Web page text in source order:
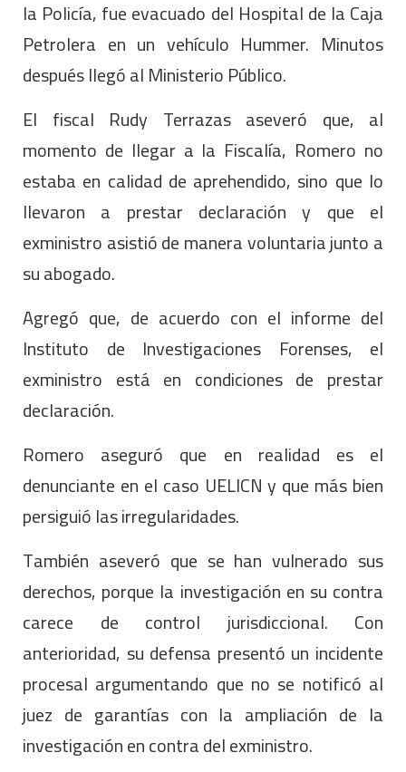
la Policía, fue evacuado del Hospital de la Caja
Petrolera en un vehículo Hummer. Minutos
después llegó al Ministerio Público.
El fiscal Rudy Terrazas aseveró que, al
momento de llegar a la Fiscalía, Romero no
estaba en calidad de aprehendido, sino que lo
llevaron a prestar declaración y que el
exministro asistió de manera voluntaria junto a
su abogado.
Agregó que, de acuerdo con el informe del
Instituto de Investigaciones Forenses, el
exministro está en condiciones de prestar
declaración.
Romero aseguró que en realidad es el
denunciante en el caso UELICN y que más bien
persiguió las irregularidades.
También aseveró que se han vulnerado sus
derechos, porque la investigación en su contra
carece de control jurisdiccional. Con
anterioridad, su defensa presentó un incidente
procesal argumentando que no se notificó al
juez de garantías con la ampliación de la
investigación en contra del exministro.